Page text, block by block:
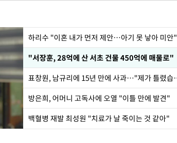
하리수 "이혼 내가 먼저 제안…아기 못 낳아 미안"
"서장훈, 28억에 산 서초 건물 450억에 매물로"
표창원, 남규
방은희, 어머니 고독사에 오열 "이틀 만에 발견"
백혈병 재발 최성원 "치료가 날 죽이는 것 같아"